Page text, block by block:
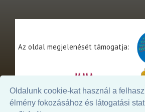
Oldalunk cookie-kat használ a
élmény fokozásához és látogatási
Az oldal megjelenését támogatja: